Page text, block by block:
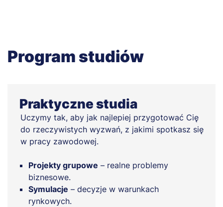
Program studiów
Praktyczne studia
Uczymy tak, aby jak najlepiej przygotować Cię
do rzeczywistych wyzwań, z jakimi spotkasz się
w pracy zawodowej.
Projekty grupowe – realne problemy
biznesowe.
Symulacje – decyzje w warunkach
rynkowych.